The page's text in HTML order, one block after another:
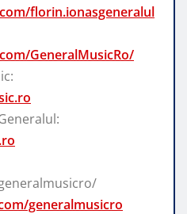
florin.ionasgeneralul
GeneralMusicRo/
generalmusicro